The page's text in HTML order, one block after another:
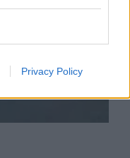
Privacy Policy